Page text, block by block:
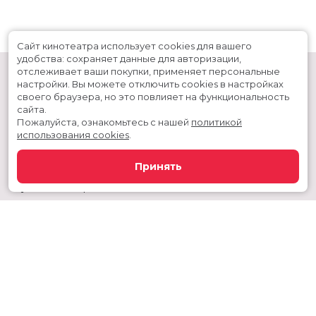
Скоро в кино
Служба поддержки
Сайт кинотеатра использует cookies для вашего
удобства: сохраняет данные для авторизации,
отслеживает ваши покупки, применяет персональные
настройки. Вы можете отключить cookies в настройках
своего браузера, но это повлияет на функциональность
сайта.
Пожалуйста, ознакомьтесь с нашей политикой
использования cookies
Принять